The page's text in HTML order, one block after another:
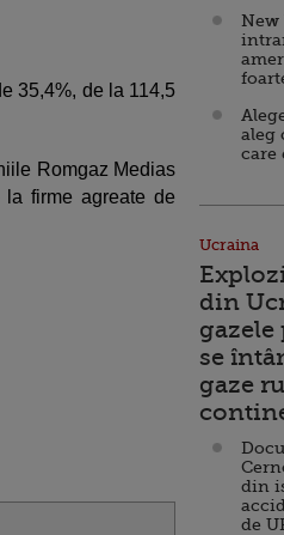
35,4%, de la 114,5
Romgaz Medias
firme agreate de
New
aleg
care
Ucraina
din
gazele
se
gaze
din
de